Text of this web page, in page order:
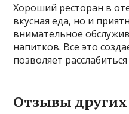
Хороший ресторан в
вкусная еда, но и
внимательное
напитков. Все это
позволяет
Отзывы других